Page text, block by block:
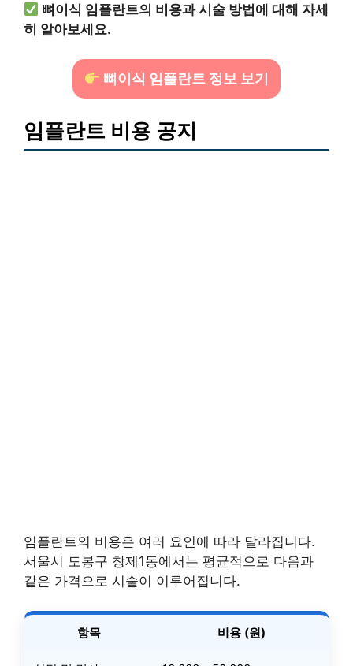
뼈이식 임플란트의 비용과 시술 방법에 대해 자세
히 알아보세요.
뼈이식 임플란트 정보 보기
임플란트 비용 공지
임플란트의 비용은 여러 요인에 따라 달라집니다.
서울시 도봉구 창제1동에서는 평균적으로 다음과
같은 가격으로 시술이 이루어집니다.
항목 비용 (원)